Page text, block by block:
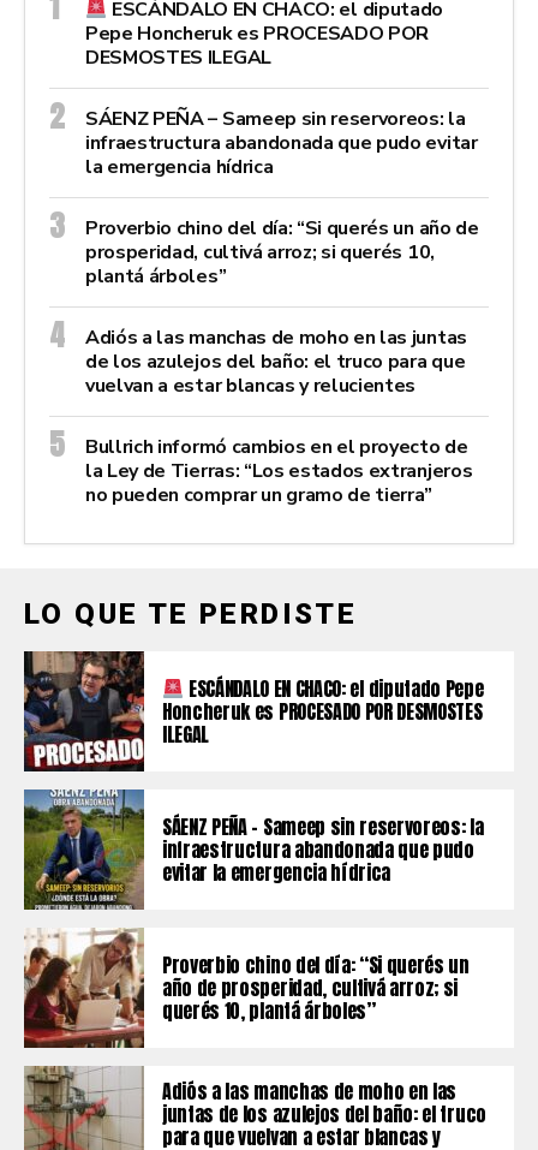
ESCÁNDALO EN CHACO: el diputado
Pepe Honcheruk es PROCESADO POR
DESMOSTES ILEGAL
SÁENZ PEÑA – Sameep sin reservoreos: la
infraestructura abandonada que pudo evitar
la emergencia hídrica
Proverbio chino del día: “Si querés un año de
prosperidad, cultivá arroz; si querés 10,
plantá árboles”
Adiós a las manchas de moho en las juntas
de los azulejos del baño: el truco para que
vuelvan a estar blancas y relucientes
Bullrich informó cambios en el proyecto de
la Ley de Tierras: “Los estados extranjeros
no pueden comprar un gramo de tierra”
LO QUE TE PERDISTE
ESCÁNDALO EN CHACO: el diputado Pepe
Honcheruk es PROCESADO POR DESMOSTES
ILEGAL
SÁENZ PEÑA – Sameep sin reservoreos: la
infraestructura abandonada que pudo
evitar la emergencia hídrica
Proverbio chino del día: “Si querés un
año de prosperidad, cultivá arroz; si
querés 10, plantá árboles”
Adiós a las manchas de moho en las
juntas de los azulejos del baño: el truco
para que vuelvan a estar blancas y